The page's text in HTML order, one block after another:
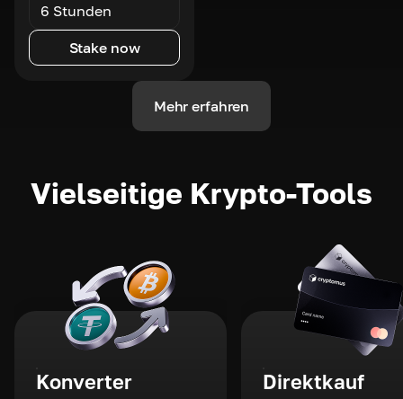
6 Stunden
Stake now
Mehr erfahren
Vielseitige Krypto-Tools
Konverter Direktkauf